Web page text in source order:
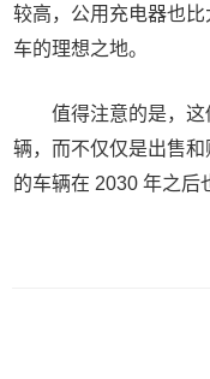
较高，公用充电器也
车的理想之地。
值得注意的是，
辆，而不仅仅是出售
的车辆在 2030 年之后